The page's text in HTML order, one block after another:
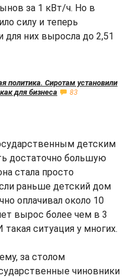
за 1 кВт/ч. Но в
силу и теперь
для них выросла до 2,51
политика. Сиротам установили
для бизнеса
83
детским
достаточно большую
стала просто
раньше детский дом
оплачивал около 10
вырос более чем в 3
ситуация у многих.
за столом
чиновники